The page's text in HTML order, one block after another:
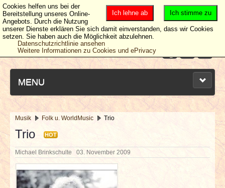
MENU
NEUESTE ARTIKEL
NEWS & DATES
BERICHTE
Musik Folk u. WorldMusic Trio
Trio HOT
Michael Brinkschulte 03. November 2009
Ich stimme zu
Ich lehne ab
Cookies helfen uns bei der
Bereitstellung unseres Online-
Angebots. Durch die Nutzung
unserer Dienste erklären Sie sich damit einverstanden, dass wir Cookies
setzen. Sie haben auch die Möglichkeit abzulehnen.
Datenschutzrichtlinie ansehen
Weitere Informationen zu Cookies und ePrivacy